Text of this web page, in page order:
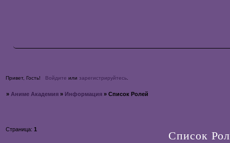
Привет, Гость! Войдите или зарегистрируйтесь.
» Аниме Академия » Информация »Список Ролей
Список
Страница:1